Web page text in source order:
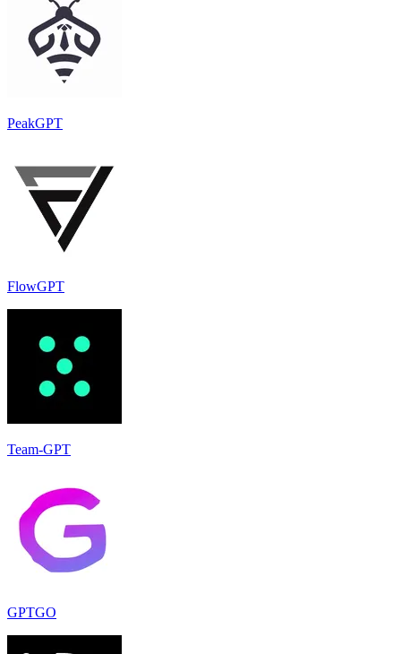
PeakGPT
FlowGPT
Team-GPT
GPTGO